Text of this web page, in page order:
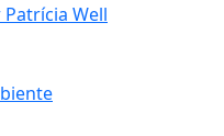
Well